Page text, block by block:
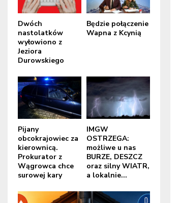
Dwóch
nastolatków
wyłowiono z
Jeziora
Durowskiego
Będzie połączenie
Wapna z Kcynią
Pijany
obcokrajowiec za
kierownicą.
Prokurator z
Wągrowca chce
surowej kary
IMGW
OSTRZEGA:
możliwe u nas
BURZE, DESZCZ
oraz silny WIATR,
a lokalnie...